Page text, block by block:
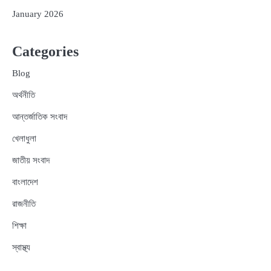
January 2026
Categories
Blog
অর্থনীতি
আন্তর্জাতিক সংবাদ
খেলাধুলা
জাতীয় সংবাদ
বাংলাদেশ
রাজনীতি
শিক্ষা
স্বাস্থ্য